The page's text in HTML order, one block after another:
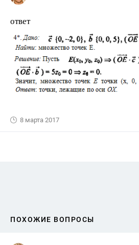
ответ
8 марта 2017
ПОХОЖИЕ ВОПРОСЫ